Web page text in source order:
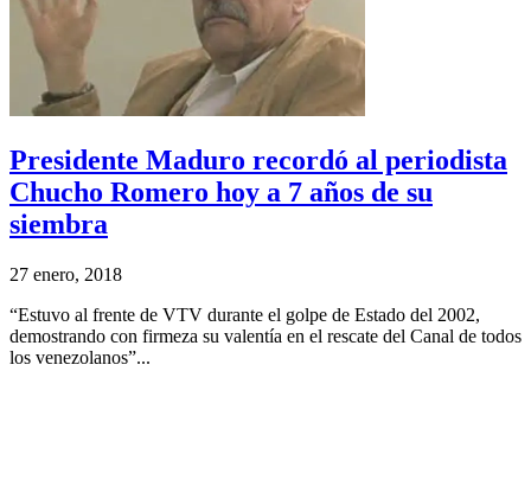
Presidente Maduro recordó al periodista
Chucho Romero hoy a 7 años de su
siembra
27 enero, 2018
“Estuvo al frente de VTV durante el golpe de Estado del 2002,
demostrando con firmeza su valentía en el rescate del Canal de todos
los venezolanos”...